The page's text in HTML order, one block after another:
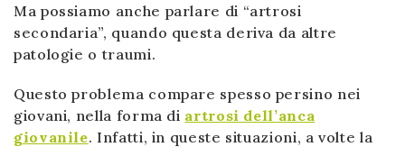
Ma possiamo anche parlare di “artrosi
secondaria”, quando questa deriva da altre
patologie o traumi.
Questo problema compare spesso persino nei
giovani, nella forma di artrosi dell’anca
giovanile. Infatti, in queste situazioni, a volte la